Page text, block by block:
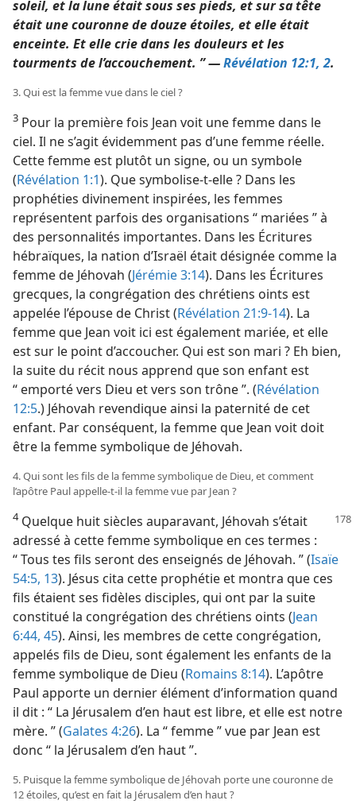
soleil, et la lune était sous ses pieds, et sur sa tête
était une couronne de douze étoiles, et elle était
enceinte. Et elle crie dans les douleurs et les
tourments de l’accouchement. ” —Révélation 12:1, 2.
3. Qui est la femme vue dans le ciel ?
3 Pour la première fois Jean voit une femme dans le
ciel. Il ne s’agit évidemment pas d’une femme réelle.
Cette femme est plutôt un signe, ou un symbole
(Révélation 1:1). Que symbolise-​t-​elle ? Dans les
prophéties divinement inspirées, les femmes
représentent parfois des organisations “ mariées ” à
des personnalités importantes. Dans les Écritures
hébraïques, la nation d’Israël était désignée comme la
femme de Jéhovah (Jérémie 3:14). Dans les Écritures
grecques, la congrégation des chrétiens oints est
appelée l’épouse de Christ (Révélation 21:9-14). La
femme que Jean voit ici est également mariée, et elle
est sur le point d’accoucher. Qui est son mari ? Eh bien,
la suite du récit nous apprend que son enfant est
“ emporté vers Dieu et vers son trône ”. (Révélation
12:5.) Jéhovah revendique ainsi la paternité de cet
enfant. Par conséquent, la femme que Jean voit doit
être la femme symbolique de Jéhovah.
4. Qui sont les fils de la femme symbolique de Dieu, et comment
l’apôtre Paul appelle-​t-​il la femme vue par Jean ?
4Quelque huit siècles auparavant, Jéhovah s’était
adressé à cette femme symbolique en ces termes :
“ Tous tes fils seront des enseignés de Jéhovah. ” (Isaïe
54:5, 13). Jésus cita cette prophétie et montra que ces
fils étaient ses fidèles disciples, qui ont par la suite
constitué la congrégation des chrétiens oints (Jean
6:44, 45). Ainsi, les membres de cette congrégation,
appelés fils de Dieu, sont également les enfants de la
femme symbolique de Dieu (Romains 8:14). L’apôtre
Paul apporte un dernier élément d’information quand
il dit : “ La Jérusalem d’en haut est libre, et elle est notre
mère. ” (Galates 4:26). La “ femme ” vue par Jean est
donc “ la Jérusalem d’en haut ”.
5. Puisque la femme symbolique de Jéhovah porte une couronne de
12 étoiles, qu’est en fait la Jérusalem d’en haut ?